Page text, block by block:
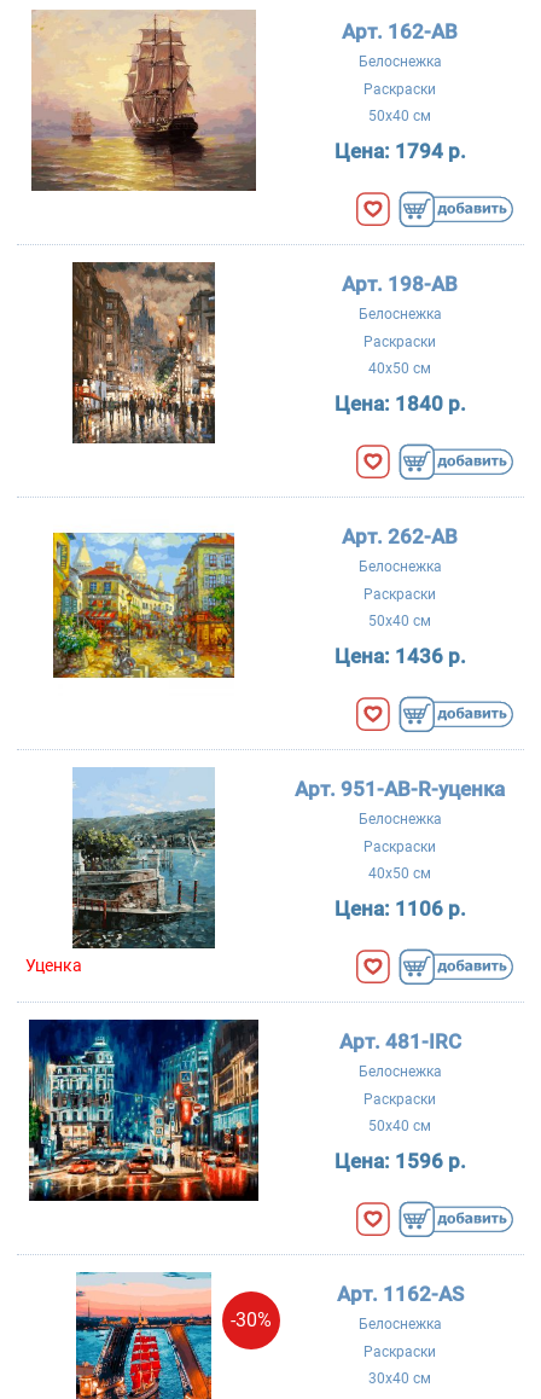
Арт. 162-AB
Белоснежка
Раскраски
50x40 см
Цена: 1794 р.
Арт. 198-AB
Белоснежка
Раскраски
40x50 см
Цена: 1840 р.
Арт. 262-AB
Белоснежка
Раскраски
50x40 см
Цена: 1436 р.
Арт. 951-AB-R-уценка
Белоснежка
Раскраски
40x50 см
Цена: 1106 р.
Уценка
Арт. 481-IRC
Белоснежка
Раскраски
50x40 см
Цена: 1596 р.
-30%
Арт. 1162-AS
Белоснежка
Раскраски
30x40 см